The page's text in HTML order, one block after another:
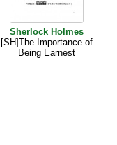
Sherlock Holmes
[SH]The Importance of
Being Earnest